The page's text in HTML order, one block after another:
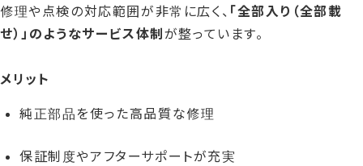
修理や点検の対応範囲が非常に広く、 「全部入り（全部載
せ）」のようなサービス体制 が整っています。
メリット
純正部品を使った高品質な修理
保証制度やアフターサポートが充実